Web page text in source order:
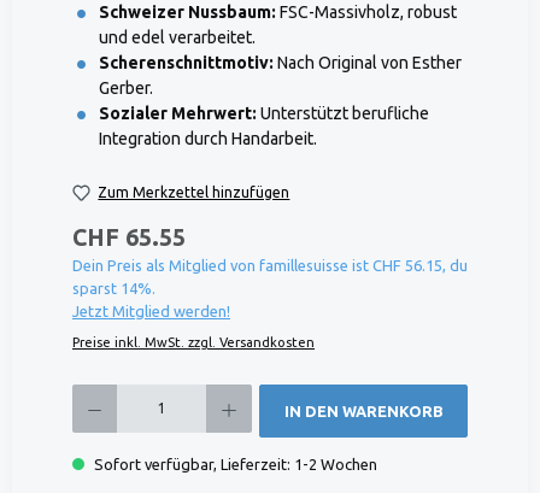
Schweizer Nussbaum: FSC-Massivholz, robust
und edel verarbeitet.
Scherenschnittmotiv: Nach Original von Esther
Gerber.
Sozialer Mehrwert: Unterstützt berufliche
Integration durch Handarbeit.
Zum Merkzettel hinzufügen
CHF 65.55
Dein Preis als Mitglied von famillesuisse ist CHF 56.15, du
sparst 14%.
Jetzt Mitglied werden!
Preise inkl. MwSt. zzgl. Versandkosten
IN DEN WARENKORB
Sofort verfügbar, Lieferzeit: 1-2 Wochen